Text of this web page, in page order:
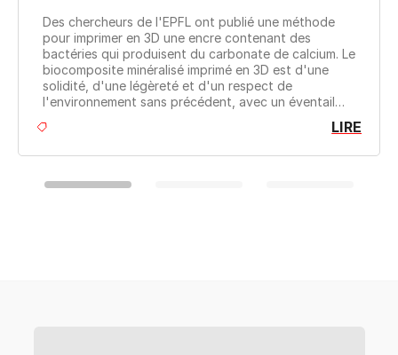
Des chercheurs de l'EPFL ont publié une méthode
pour imprimer en 3D une encre contenant des
bactéries qui produisent du carbonate de calcium. Le
biocomposite minéralisé imprimé en 3D est d'une
solidité, d'une légèreté et d'un respect de
l'environnement sans précédent, avec un éventail
LIRE